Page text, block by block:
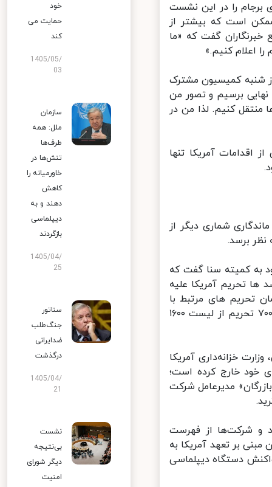
برجام را در این نشست
است که بیشتر از
دولت سه‌شنبه ۱۱ خرداد در جمع خبرنگاران گفت که «ما
اعلام کنیم.»
کمیسیون مشترک
برسیم و تصور من
کنیم. لذا من در
اقدامات آمریکا تنها
شماری دیگر از
برسد.
۱۸ خرداد در گزارش خود به کمیته سنا گفت که
تحریم آمریکا علیه
تحریم های مرتبط با
«کاتسا» است که به گزارش اخیر پایگاه خبری «میدل ایست نیوز» تاکنون ۷۰۰ تحریم از لیست ۱۶۰۰
وزارت خزانه‌داری آمریکا
خود خارج کرده است؛
مدیرعامل شرکت
و شرکت‌ها از فهرست
بر تعهد آمریکا به
دستگاه دیپلماسی
خود
حمایت می
کند
1405/05/
03
سازمان
ملل: همه
طرف‌ها
تنش‌ها در
خاورمیانه را
کاهش
دهند و به
دیپلماسی
بازگردند
1405/04/
25
سناتور
جنگ‌طلب
ضدایرانی
درگذشت
1405/04/
نشست
بی‌نتیجه
دیگر شورای
امنیت